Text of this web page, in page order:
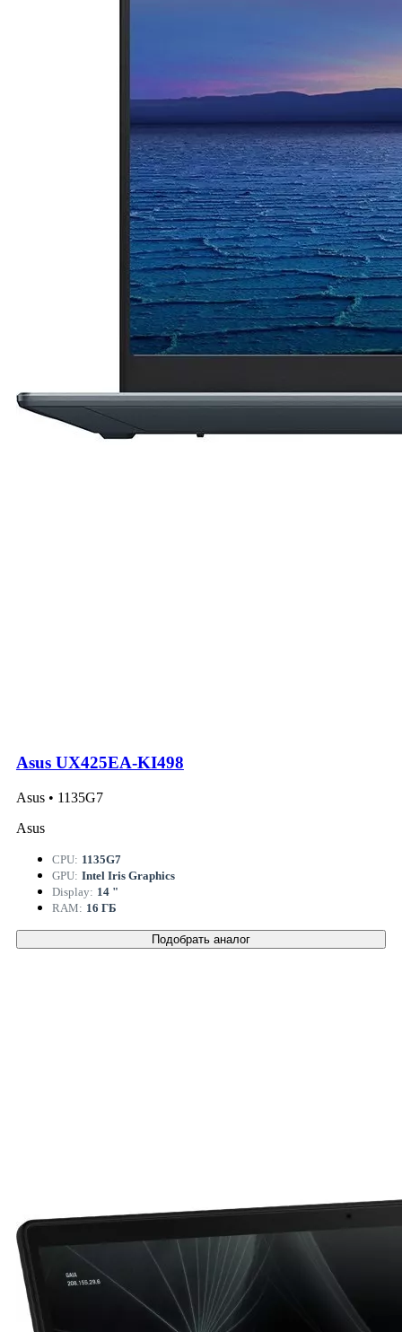
Asus UX425EA-KI498
Asus • 1135G7
Asus
CPU: 1135G7
GPU: Intel Iris Graphics
Display: 14 "
RAM: 16 ГБ
Подобрать аналог